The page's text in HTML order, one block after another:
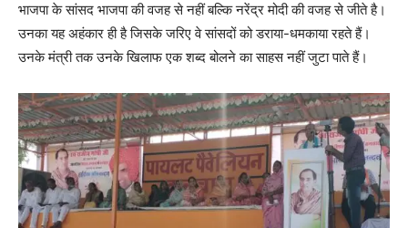
भाजपा के सांसद भाजपा की वजह से नहीं बल्कि नरेंद्र मोदी की वजह से जीते है।
उनका यह अहंकार ही है जिसके जरिए वे सांसदों को डराया-धमकाया रहते हैं।
उनके मंत्री तक उनके खिलाफ एक शब्द बोलने का साहस नहीं जुटा पाते हैं।